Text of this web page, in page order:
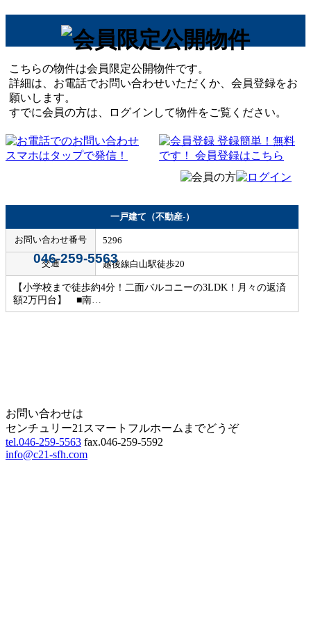
こちらの物件は会員限定公開物件です。
詳細は、お電話でお問い合わせいただくか、会員登録をお
願いします。
すでに会員の方は、ログインして物件をご覧ください。
046-259-5563
一戸建て（不動産-）
お問い合わせ番号 5296
交通 越後線白山駅徒歩20
【小学校まで徒歩約4分！二面バルコニーの3LDK！月々の返済
額2万円台】 ■南…
お問い合わせは
センチュリー21スマートフルホームまでどうぞ
tel.046-259-5563 fax.046-259-5592
info@c21-sfh.com